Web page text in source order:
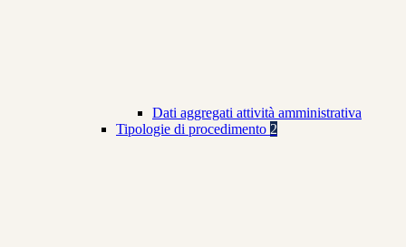
Dati aggregati attività amministrativa
Tipologie di procedimento 2